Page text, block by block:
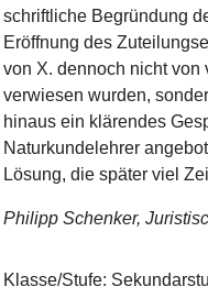
schriftliche Begründung
Eröffnung des
von X. dennoch nicht von
verwiesen wurden,
hinaus ein klärendes
Naturkundelehrer
Lösung, die später viel
Philipp Schenker,
Klasse/Stufe: